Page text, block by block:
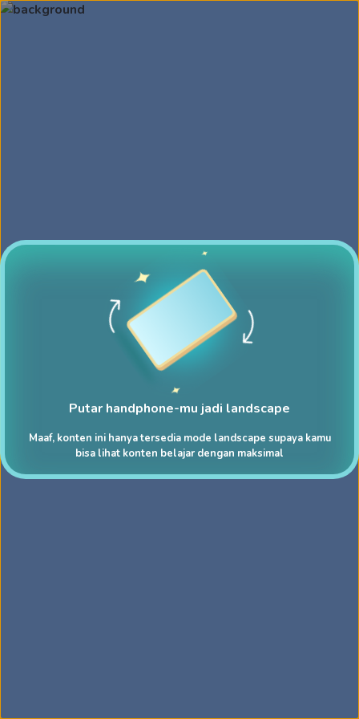
Putar handphone-mu jadi landscape
Maaf, konten ini hanya tersedia mode landscape supaya kamu
bisa lihat konten belajar dengan maksimal